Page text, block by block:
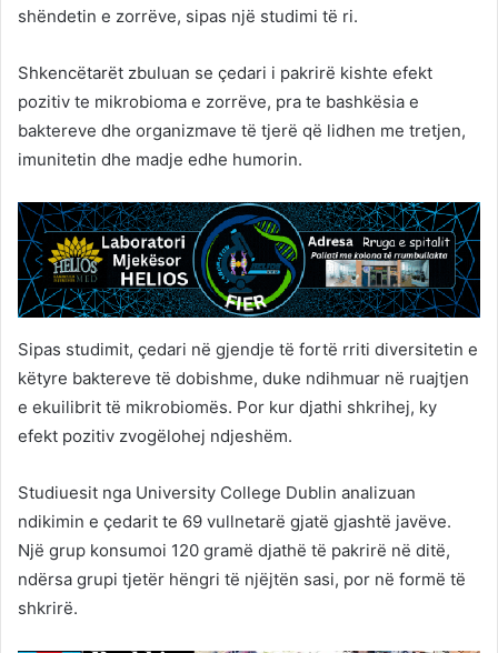
shëndetin e zorrëve, sipas një studimi të ri.
Shkencëtarët zbuluan se çedari i pakrirë kishte efekt
pozitiv te mikrobioma e zorrëve, pra te bashkësia e
baktereve dhe organizmave të tjerë që lidhen me tretjen,
imunitetin dhe madje edhe humorin.
Sipas studimit, çedari në gjendje të fortë rriti diversitetin e
këtyre baktereve të dobishme, duke ndihmuar në ruajtjen
e ekuilibrit të mikrobiomës. Por kur djathi shkrihej, ky
efekt pozitiv zvogëlohej ndjeshëm.
Studiuesit nga University College Dublin analizuan
ndikimin e çedarit te 69 vullnetarë gjatë gjashtë javëve.
Një grup konsumoi 120 gramë djathë të pakrirë në ditë,
ndërsa grupi tjetër hëngri të njëjtën sasi, por në formë të
shkrirë.